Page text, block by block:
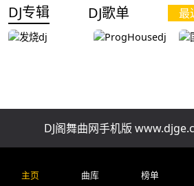
DJ专辑 DJ歌单 最
排行榜 精品串烧 慢歌串
全网上头改编新歌一小时自驾连贯车载串烧
DJ阁舞曲网手机版
主页 曲库 榜单